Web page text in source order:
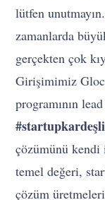
lütfen
zamanlarda
gerçekten çok
Girişimimiz
programının
çözümünü kendi
temel değeri,
çözüm